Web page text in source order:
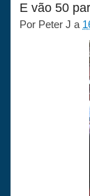
E vão 50
Por Peter J a